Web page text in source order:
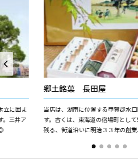
立に囲ま
。三井ア
郷土銘菓 長田屋
当店は、湖南に位置する甲賀郡水
す。古くは、東海道の宿場町とし
残る、街道沿いに明治３３年の創
す。当店では、全商品、手作...